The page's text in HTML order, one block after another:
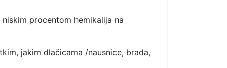
procentom hemikalija na
jakim dlačicama /nausnice, brada,